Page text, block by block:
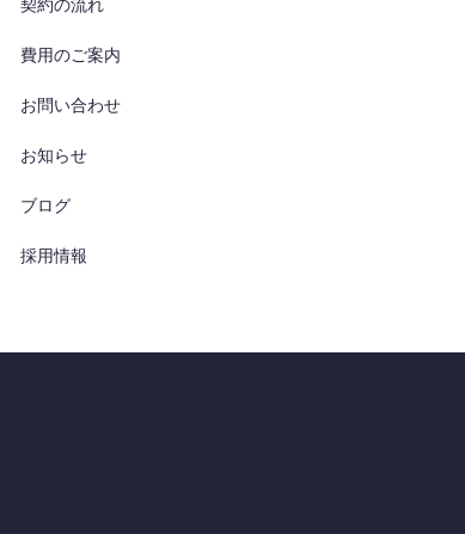
契約の流れ
費用のご案内
お問い合わせ
お知らせ
ブログ
採用情報